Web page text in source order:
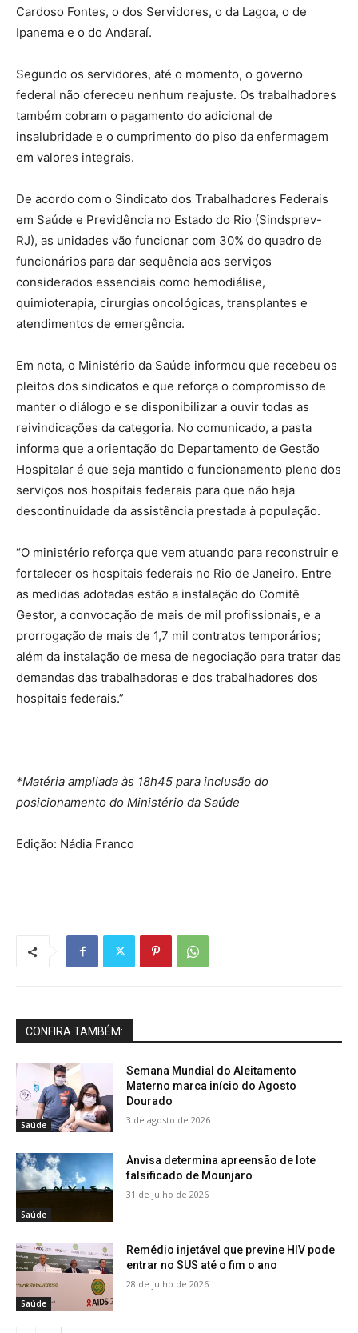
Cardoso Fontes, o dos Servidores, o da Lagoa, o de
Ipanema e o do Andaraí.
Segundo os servidores, até o momento, o governo
federal não ofereceu nenhum reajuste. Os trabalhadores
também cobram o pagamento do adicional de
insalubridade e o cumprimento do piso da enfermagem
em valores integrais.
De acordo com o Sindicato dos Trabalhadores Federais
em Saúde e Previdência no Estado do Rio (Sindsprev-
RJ), as unidades vão funcionar com 30% do quadro de
funcionários para dar sequência aos serviços
considerados essenciais como hemodiálise,
quimioterapia, cirurgias oncológicas, transplantes e
atendimentos de emergência.
Em nota, o Ministério da Saúde informou que recebeu os
pleitos dos sindicatos e que reforça o compromisso de
manter o diálogo e se disponibilizar a ouvir todas as
reivindicações da categoria. No comunicado, a pasta
informa que a orientação do Departamento de Gestão
Hospitalar é que seja mantido o funcionamento pleno dos
serviços nos hospitais federais para que não haja
descontinuidade da assistência prestada à população.
“O ministério reforça que vem atuando para reconstruir e
fortalecer os hospitais federais no Rio de Janeiro. Entre
as medidas adotadas estão a instalação do Comitê
Gestor, a convocação de mais de mil profissionais, e a
prorrogação de mais de 1,7 mil contratos temporários;
além da instalação de mesa de negociação para tratar das
demandas das trabalhadoras e dos trabalhadores dos
hospitais federais.”
*Matéria ampliada às 18h45 para inclusão do
posicionamento do Ministério da Saúde
Edição: Nádia Franco
CONFIRA TAMBÉM:
Saúde
Semana Mundial do Aleitamento
Materno marca início do Agosto
Dourado
3 de agosto de 2026
Saúde
Anvisa determina apreensão de lote
falsificado de Mounjaro
31 de julho de 2026
Saúde
Remédio injetável que previne HIV pode
entrar no SUS até o fim o ano
28 de julho de 2026